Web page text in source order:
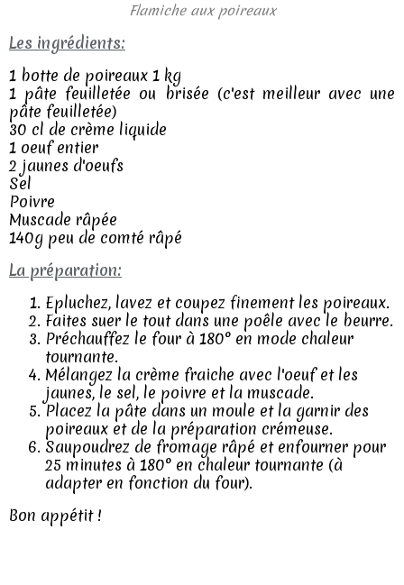
Flamiche aux poireaux
Les ingrédients:
1 botte de poireaux 1 kg
1 pâte feuilletée ou brisée (c'est meilleur avec une
pâte feuilletée)
30 cl de crème liquide
1 oeuf entier
2 jaunes d'oeufs
Sel
Poivre
Muscade râpée
140g peu de comté râpé
La préparation:
Epluchez, lavez et coupez finement les poireaux.
Faites suer le tout dans une poêle avec le beurre.
Préchauffez le four à 180° en mode chaleur
tournante.
Mélangez la crème fraiche avec l'oeuf et les
jaunes, le sel, le poivre et la muscade.
Placez la pâte dans un moule et la garnir des
poireaux et de la préparation crémeuse.
Saupoudrez de fromage râpé et enfourner pour
25 minutes à 180° en chaleur tournante (à
adapter en fonction du four).
Bon appétit !